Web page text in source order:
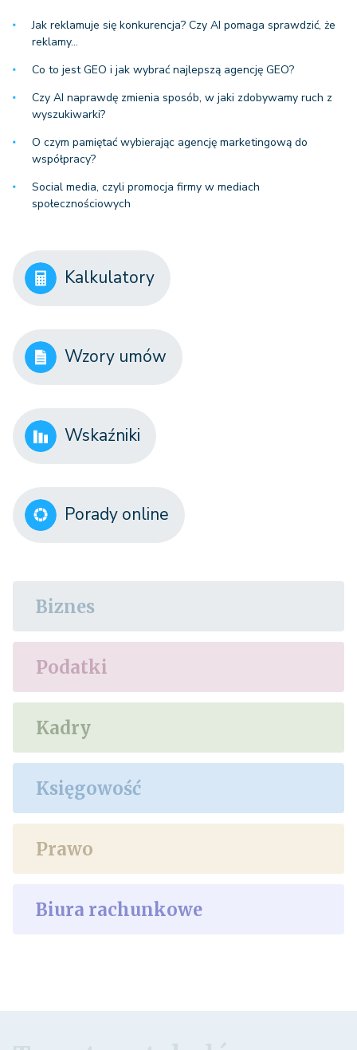
Jak reklamuje się konkurencja? Czy AI pomaga sprawdzić, że
reklamy…
Co to jest GEO i jak wybrać najlepszą agencję GEO?
Czy AI naprawdę zmienia sposób, w jaki zdobywamy ruch z
wyszukiwarki?
O czym pamiętać wybierając agencję marketingową do
współpracy?
Social media, czyli promocja firmy w mediach
społecznościowych
Kalkulatory
Wzory umów
Wskaźniki
Porady online
Biznes
Podatki
Kadry
Księgowość
Prawo
Biura rachunkowe